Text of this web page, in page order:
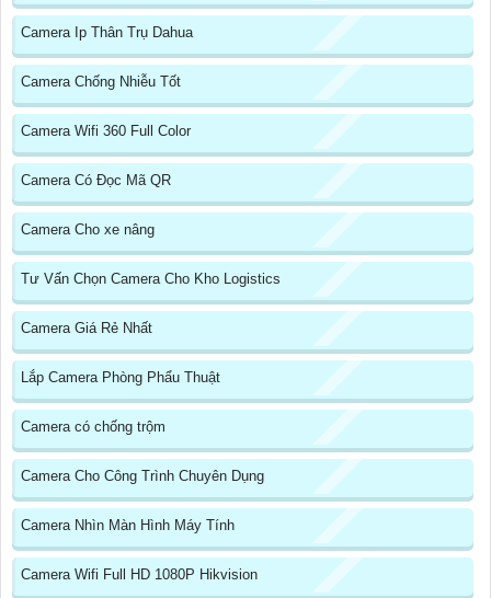
Camera Ip Thân Trụ Dahua
Camera Chống Nhiễu Tốt
Camera Wifi 360 Full Color
Camera Có Đọc Mã QR
Camera Cho xe nâng
Tư Vấn Chọn Camera Cho Kho Logistics
Camera Giá Rẻ Nhất
Lắp Camera Phòng Phẩu Thuật
Camera có chống trộm
Camera Cho Công Trình Chuyên Dụng
Camera Nhìn Màn Hình Máy Tính
Camera Wifi Full HD 1080P Hikvision